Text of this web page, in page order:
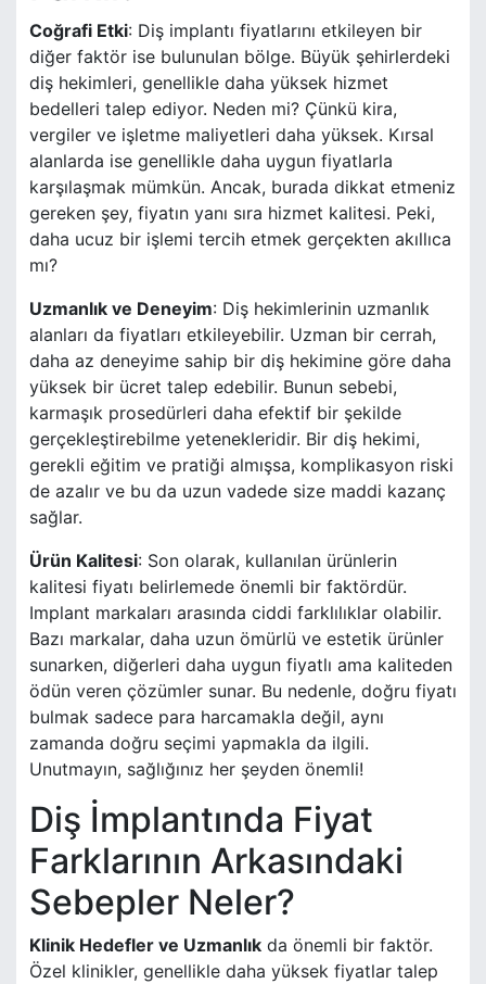
Coğrafi Etki: Diş implantı fiyatlarını etkileyen bir
diğer faktör ise bulunulan bölge. Büyük şehirlerdeki
diş hekimleri, genellikle daha yüksek hizmet
bedelleri talep ediyor. Neden mi? Çünkü kira,
vergiler ve işletme maliyetleri daha yüksek. Kırsal
alanlarda ise genellikle daha uygun fiyatlarla
karşılaşmak mümkün. Ancak, burada dikkat etmeniz
gereken şey, fiyatın yanı sıra hizmet kalitesi. Peki,
daha ucuz bir işlemi tercih etmek gerçekten akıllıca
mı?
Uzmanlık ve Deneyim: Diş hekimlerinin uzmanlık
alanları da fiyatları etkileyebilir. Uzman bir cerrah,
daha az deneyime sahip bir diş hekimine göre daha
yüksek bir ücret talep edebilir. Bunun sebebi,
karmaşık prosedürleri daha efektif bir şekilde
gerçekleştirebilme yetenekleridir. Bir diş hekimi,
gerekli eğitim ve pratiği almışsa, komplikasyon riski
de azalır ve bu da uzun vadede size maddi kazanç
sağlar.
Ürün Kalitesi: Son olarak, kullanılan ürünlerin
kalitesi fiyatı belirlemede önemli bir faktördür.
Implant markaları arasında ciddi farklılıklar olabilir.
Bazı markalar, daha uzun ömürlü ve estetik ürünler
sunarken, diğerleri daha uygun fiyatlı ama kaliteden
ödün veren çözümler sunar. Bu nedenle, doğru fiyatı
bulmak sadece para harcamakla değil, aynı
zamanda doğru seçimi yapmakla da ilgili.
Unutmayın, sağlığınız her şeyden önemli!
Diş İmplantında Fiyat
Farklarının Arkasındaki
Sebepler Neler?
Klinik Hedefler ve Uzmanlık da önemli bir faktör.
Özel klinikler, genellikle daha yüksek fiyatlar talep